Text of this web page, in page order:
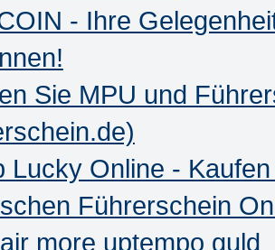
- Ihre
Sie MPU und
Lucky Online -
Führerschein
more uptempo guld